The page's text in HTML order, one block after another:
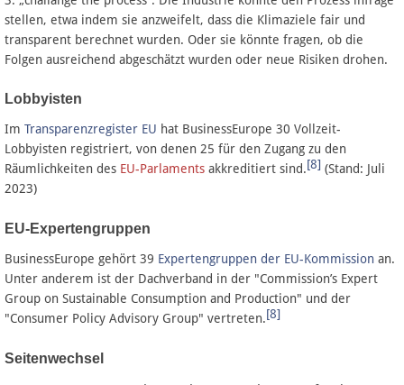
stellen, etwa indem sie anzweifelt, dass die Klimaziele fair und
transparent berechnet wurden. Oder sie könnte fragen, ob die
Folgen ausreichend abgeschätzt wurden oder neue Risiken drohen.
Lobbyisten
Im Transparenzregister EU hat BusinessEurope 30 Vollzeit-
Lobbyisten registriert, von denen 25 für den Zugang zu den
Räumlichkeiten des EU-Parlaments akkreditiert sind.[8] (Stand: Juli
2023)
EU-Expertengruppen
BusinessEurope gehört 39 Expertengruppen der EU-Kommission an.
Unter anderem ist der Dachverband in der "Commission’s Expert
Group on Sustainable Consumption and Production" und der
"Consumer Policy Advisory Group" vertreten.[8]
Seitenwechsel